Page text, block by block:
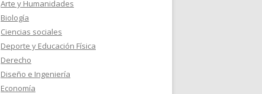
Arte y Humanidades
Biología
Ciencias sociales
Deporte y Educación Física
Derecho
Diseño e Ingeniería
Economía